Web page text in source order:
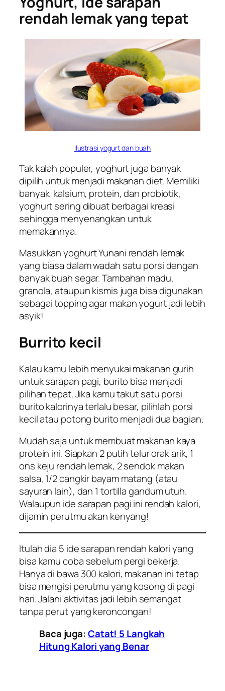
rendah lemak yang tepat
Ilustrasi yogurt dan buah
Tak kalah populer, yoghurtjuga banyak
dipilih untuk menjadi makanan diet. Memiliki
banyak kalsium, protein, dan probiotik,
yoghurt sering dibuat berbagai kreasi
sehingga menyenangkan untuk
memakannya.
Masukkan yoghurt Yunani rendah lemak
yang biasa dalam wadah satu porsi dengan
banyak buah segar. Tambahan madu,
granola, ataupun kismis juga bisa digunakan
sebagaitoppingagar makan yogurt jadi lebih
asyik!
Burrito kecil
Kalau kamu lebih menyukai makanan gurih
untuk sarapan pagi, burito bisa menjadi
pilihan tepat. Jika kamu takut satu porsi
burito kalorinya terlalu besar, pilihlah porsi
kecil atau potong burito menjadi dua bagian.
Mudah saja untuk membuat makanan kaya
protein ini. Siapkan 2 putih telur orak arik, 1
ons keju rendah lemak, 2 sendok makan
salsa, 1/2 cangkir bayam matang (atau
sayuran lain), dan 1 tortillagandum utuh.
Walaupun ide sarapan pagi ini rendah kalori,
dijamin perutmu akan kenyang!
Itulah dia 5 ide sarapan rendah kalori yang
bisa kamu coba sebelum pergi bekerja.
Hanya di bawa 300 kalori, makanan ini tetap
bisa mengisi perutmu yang kosong di pagi
hari. Jalani aktivitas jadi lebih semangat
tanpa perut yang keroncongan!
Baca juga:Catat! 5 Langkah
Hitung Kalori yang Benar